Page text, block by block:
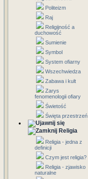
Politeizm
Raj
Religijność a
duchowość
Sumienie
Symbol
System ofiarny
Wszechwiedza
Zabawa i kult
Zarys
fenomenologii ofiary
Świetość
Święta przestrzeń
Religia
Religia - jedna z
definicji
Czym jest religia?
Religia - zjawisko
naturalne